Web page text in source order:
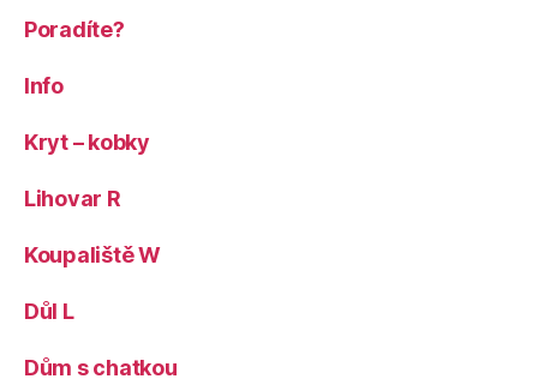
Poradíte?
Info
Kryt – kobky
Lihovar R
Koupaliště W
Důl L
Dům s chatkou